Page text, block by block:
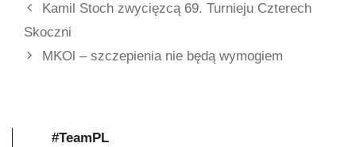
Kamil Stoch zwycięzcą 69. Turnieju Czterech
Skoczni
MKOl – szczepienia nie będą wymogiem
#TeamPL